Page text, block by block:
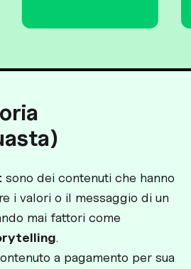
sono dei contenuti che hanno
i valori o il messaggio di un
mai fattori come
.
a pagamento per sua